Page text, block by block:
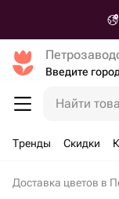
Найти
Тренды Скидки
Доставка цветов в